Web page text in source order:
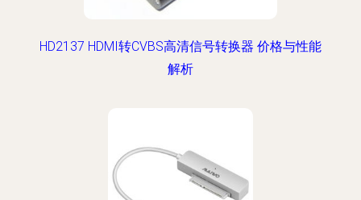
HD2137 HDMI转CVBS高清信号转换器 价格与性能
解析